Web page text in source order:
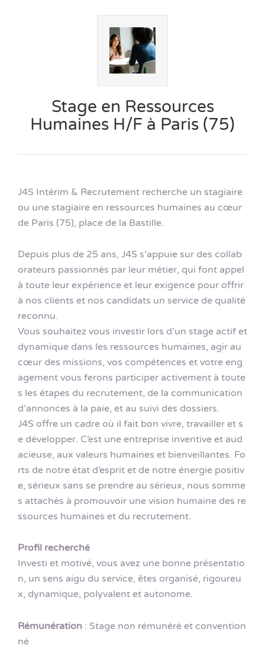
Stage en Ressources
Humaines H/F à Paris (75)
J4S Intérim & Recrutement recherche un stagiaire
ou une stagiaire en ressources humaines au cœur
de Paris (75), place de la Bastille.
Depuis plus de 25 ans, J4S s’appuie sur des collab
orateurs passionnés par leur métier, qui font appel
à toute leur expérience et leur exigence pour offrir
à nos clients et nos candidats un service de qualité
reconnu.
Vous souhaitez vous investir lors d’un stage actif et
dynamique dans les ressources humaines, agir au
cœur des missions, vos compétences et votre eng
agement vous ferons participer activement à toute
s les étapes du recrutement, de la communication
d’annonces à la paie, et au suivi des dossiers.
J4S offre un cadre où il fait bon vivre, travailler et s
e développer. C’est une entreprise inventive et aud
acieuse, aux valeurs humaines et bienveillantes. Fo
rts de notre état d’esprit et de notre énergie positiv
e, sérieux sans se prendre au sérieux, nous somme
s attachés à promouvoir une vision humaine des re
ssources humaines et du recrutement.
Profil recherché
Investi et motivé, vous avez une bonne présentatio
n, un sens aigu du service, êtes organisé, rigoureu
x, dynamique, polyvalent et autonome.
Rémunération : Stage non rémunéré et convention
né